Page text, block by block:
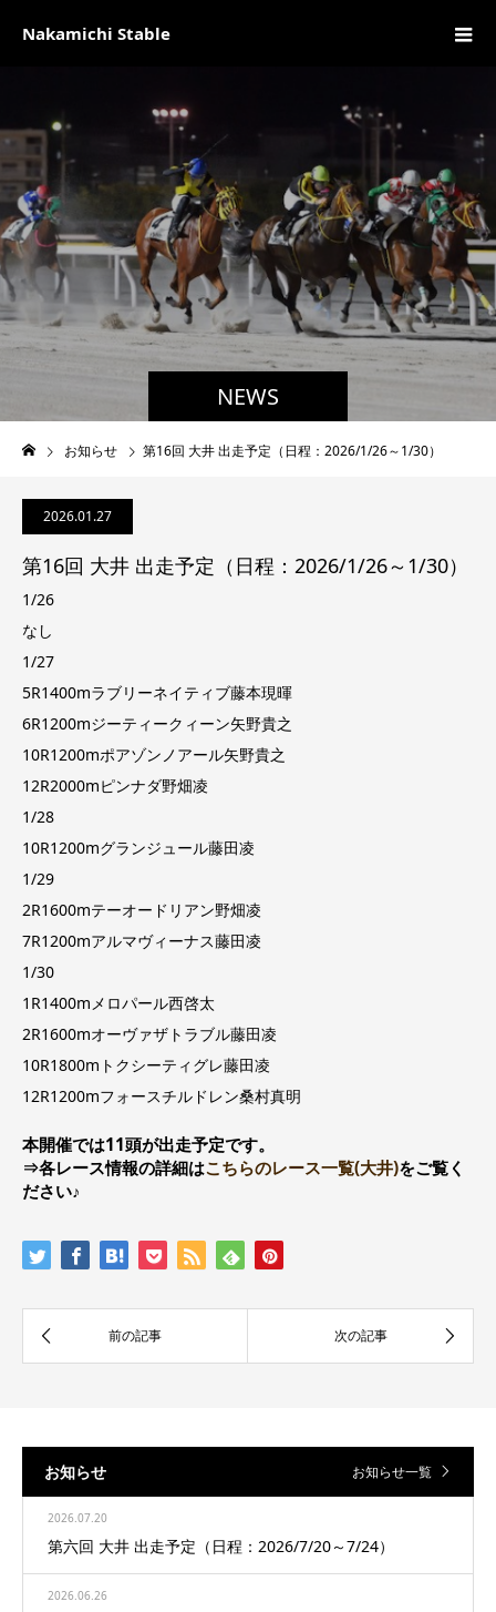
Nakamichi Stable
NEWS
お知らせ 第16回 大井 出走予定（日程：2026/1/26～1/30）
2026.01.27
第16回 大井 出走予定（日程：2026/1/26～1/30）
1/26
なし
1/27
5R1400mラブリーネイティブ藤本現暉
6R1200mジーティークィーン矢野貴之
10R1200mポアゾンノアール矢野貴之
12R2000mピンナダ野畑凌
1/28
10R1200mグランジュール藤田凌
1/29
2R1600mテーオードリアン野畑凌
7R1200mアルマヴィーナス藤田凌
1/30
1R1400mメロパール西啓太
2R1600mオーヴァザトラブル藤田凌
10R1800mトクシーティグレ藤田凌
12R1200mフォースチルドレン桑村真明
本開催では11頭が出走予定です。
⇒各レース情報の詳細はこちらのレース一覧(大井)をご覧く
ださい♪
お知らせ お知らせ一覧
2026.07.20
第六回 大井 出走予定（日程：2026/7/20～7/24）
2026.06.26